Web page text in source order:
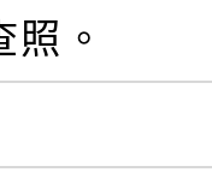
照。